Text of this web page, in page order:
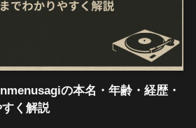
の本名・年齢・経歴・
く解説